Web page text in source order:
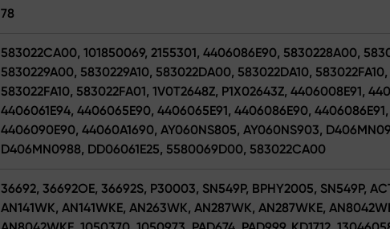
78
583022CA00, 101850069, 2155301, 4406086E90, 5830228A00,
5830229A00, 5830229A10, 583022DA00, 583022DA10,
583022FA10, 583022FA01, 1V0T2648Z, P1X02643Z, 4406008E91,
4406061E94, 4406065E90, 4406065E91, 4406086E90, 4406086E91,
4406090E90, 44060A1690, AY060NS805, AY060NS903,
D406MN0988, DD06061E25, 5580069D00, 583022CA00
36692, 36692OE, 36692S, P30003, SN549P, BPHY2005, SN549P,
AN141WK, AN141WKE, AN263WK, AN287WK, AN287WKE,